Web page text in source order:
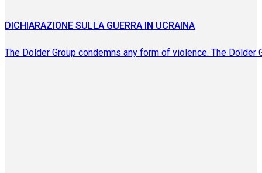
DICHIARAZIONE SULLA GUERRA IN UCRAINA
The Dolder Group condemns any form of violence. The